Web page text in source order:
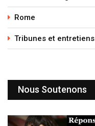
Rome
Tribunes et entretiens
Nous Soutenons